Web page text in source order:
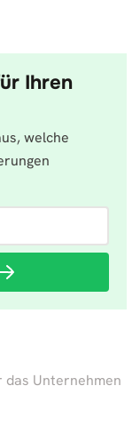
Ihren
welche
das Unternehmen